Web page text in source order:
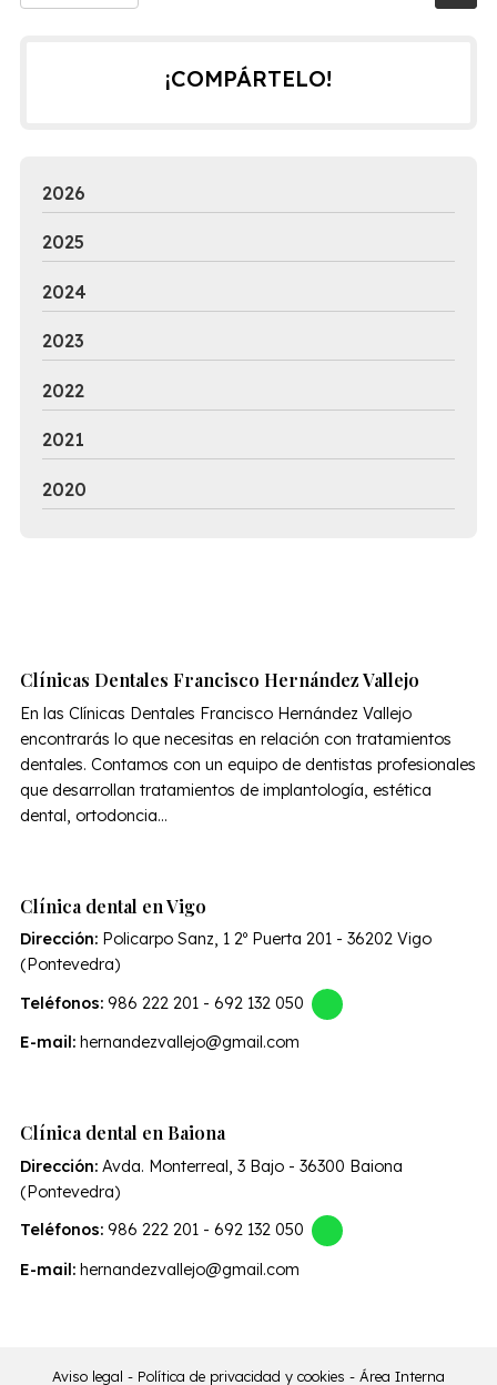
¡COMPÁRTELO!
2026
2025
2024
2023
2022
2021
2020
Clínicas Dentales Francisco Hernández Vallejo
En las Clínicas Dentales Francisco Hernández Vallejo
encontrarás lo que necesitas en relación con tratamientos
dentales. Contamos con un equipo de dentistas profesionales
que desarrollan tratamientos de implantología, estética
dental, ortodoncia...
Clínica dental en Vigo
Dirección: Policarpo Sanz, 1 2º Puerta 201 - 36202 Vigo
(Pontevedra)
Teléfonos: 986 222 201- 692 132 050
E-mail: hernandezvallejo@gmail.com
Clínica dental en Baiona
Dirección: Avda. Monterreal, 3 Bajo - 36300 Baiona
(Pontevedra)
Teléfonos: 986 222 201- 692 132 050
E-mail: hernandezvallejo@gmail.com
Aviso legal - Política de privacidad y cookies - Área Interna